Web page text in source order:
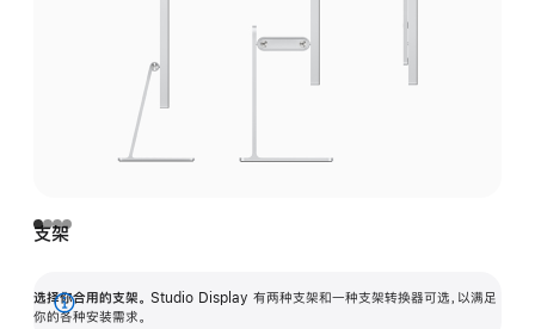
支架
选择你合用的支架。 Studio Display 有两种支架和一种支架转换器可选，以满足
你的各种安装需求。
展